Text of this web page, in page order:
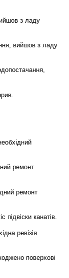
з ладу
вийшов з ладу
ремонт
ремонт
підвіски канатів.
ревізія
поверхові